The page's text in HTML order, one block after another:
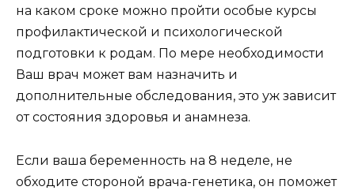
на каком сроке можно пройти особые курсы
профилактической и психологической
подготовки к родам. По мере необходимости
Ваш врач может вам назначить и
дополнительные обследования, это уж зависит
от состояния здоровья и анамнеза.
Если ваша беременность на 8 неделе, не
обходите стороной врача-генетика, он поможет